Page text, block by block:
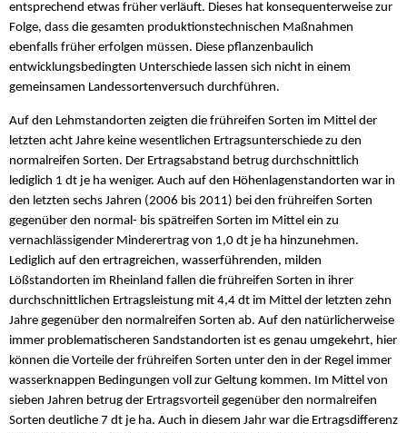
entsprechend etwas früher verläuft. Dieses hat konsequenterweise zur
Folge, dass die gesamten produktionstechnischen Maßnahmen
ebenfalls früher erfolgen müssen. Diese pflanzenbaulich
entwicklungsbedingten Unterschiede lassen sich nicht in einem
gemeinsamen Landessortenversuch durchführen.
Auf den Lehmstandorten zeigten die frühreifen Sorten im Mittel der
letzten acht Jahre keine wesentlichen Ertragsunterschiede zu den
normalreifen Sorten. Der Ertragsabstand betrug durchschnittlich
lediglich 1 dt je ha weniger. Auch auf den Höhenlagenstandorten war in
den letzten sechs Jahren (2006 bis 2011) bei den frühreifen Sorten
gegenüber den normal- bis spätreifen Sorten im Mittel ein zu
vernachlässigender Minderertrag von 1,0 dt je ha hinzunehmen.
Lediglich auf den ertragreichen, wasserführenden, milden
Lößstandorten im Rheinland fallen die frühreifen Sorten in ihrer
durchschnittlichen Ertragsleistung mit 4,4 dt im Mittel der letzten zehn
Jahre gegenüber den normalreifen Sorten ab. Auf den natürlicherweise
immer problematischeren Sandstandorten ist es genau umgekehrt, hier
können die Vorteile der frühreifen Sorten unter den in der Regel immer
wasserknappen Bedingungen voll zur Geltung kommen. Im Mittel von
sieben Jahren betrug der Ertragsvorteil gegenüber den normalreifen
Sorten deutliche 7 dt je ha. Auch in diesem Jahr war die Ertragsdifferenz